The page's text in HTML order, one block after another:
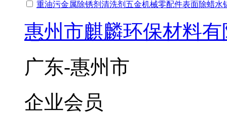
重油污金属除锈剂清洗剂五金机械零配件表面除蜡水
惠州市麒麟环保材料
广东-惠州市
企业会员